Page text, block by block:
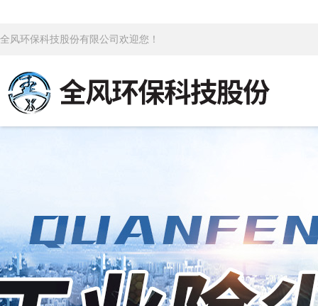
全风环保科技股份有限公司欢迎您！